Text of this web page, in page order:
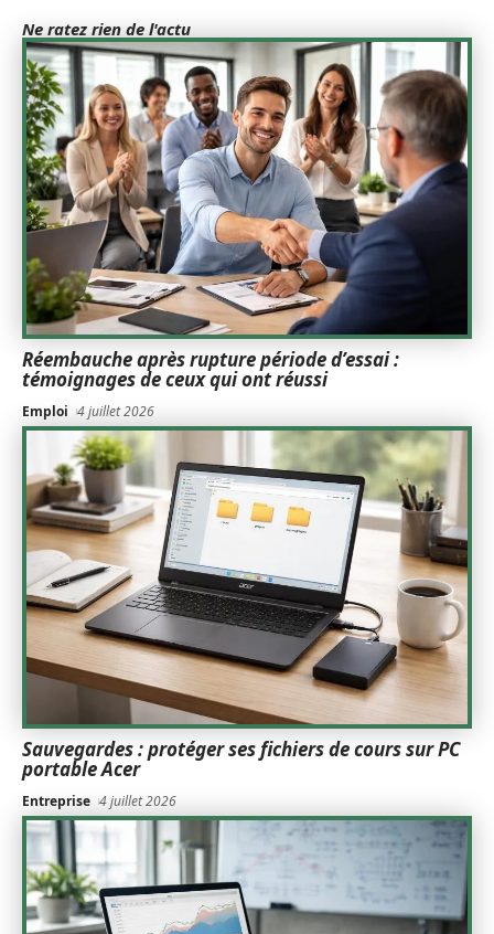
Ne ratez rien de l'actu
Réembauche après rupture période d’essai :
témoignages de ceux qui ont réussi
Emploi 4 juillet 2026
Sauvegardes : protéger ses fichiers de cours sur PC
portable Acer
Entreprise 4 juillet 2026